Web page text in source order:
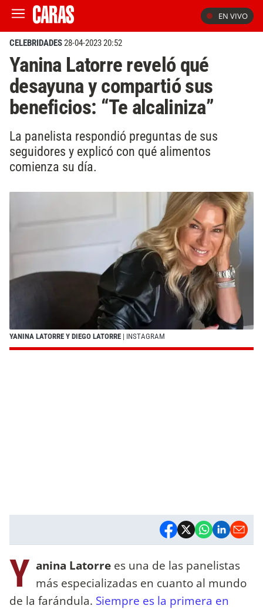
EN VIVO
CELEBRIDADES28-04-2023 20:52
Yanina Latorre reveló qué
desayuna y compartió sus
beneficios: “Te alcaliniza”
La panelista respondió preguntas de sus
seguidores y explicó con qué alimentos
comienza su día.
YANINA LATORRE Y DIEGO LATORRE | INSTAGRAM
Y anina Latorre es una de las panelistas
más especializadas en cuanto al mundo
de la farándula. Siempre es la primera en